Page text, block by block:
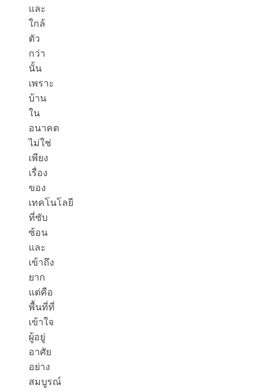
และ
ใกล้
ตัว
กว่า
นั้น
เพราะ
บ้าน
ใน
อนาคต
ไม่ใช่
เพียง
เรื่อง
ของ
เทคโนโลยี
ที่ซับ
ซ้อน
และ
เข้าถึง
ยาก
แต่คือ
พื้นที่ที่
เข้าใจ
ผู้อยู่
อาศัย
อย่าง
สมบูรณ์